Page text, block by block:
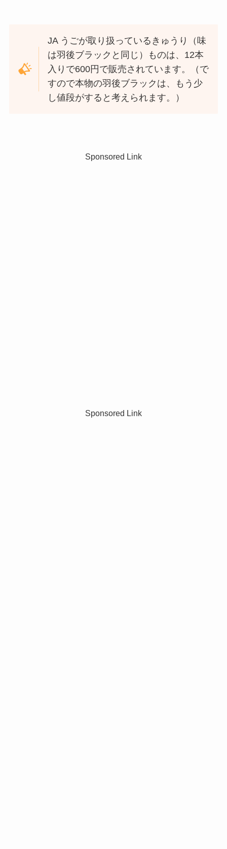
JA うごが取り扱っているきゅうり（味
は羽後ブラックと同じ）ものは、12本
入りで600円で販売されています。（で
すので本物の羽後ブラックは、もう少
し値段がすると考えられます。）
Sponsored Link
Sponsored Link